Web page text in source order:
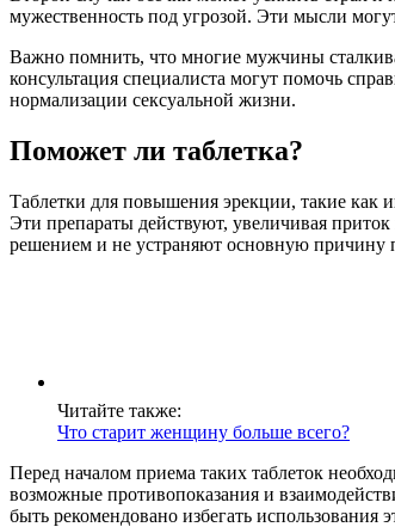
мужественность под угрозой. Эти мысли
Важно помнить, что многие мужчины
консультация специалиста могут помочь
нормализации сексуальной жизни.
Поможет ли таблетка?
Таблетки для повышения эрекции, такие как
Эти препараты действуют, увеличивая
решением и не устраняют основную причину
Читайте также:
Что старит женщину больше всего?
Перед началом приема таких таблеток
возможные противопоказания и
быть рекомендовано избегать использования